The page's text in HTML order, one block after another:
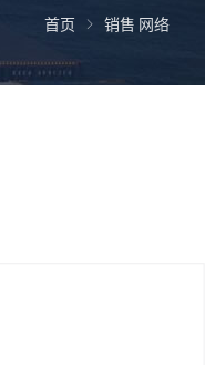
首页 销售 网络